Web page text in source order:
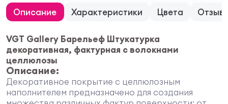
Описание Характеристики Цвета
VGT Gallery Барельеф Штукатурка
декоративная, фактурная с волокнами
целлюлозы
Описание:
Декоративное покрытие с целлюлозным
наполнителем предназначено для создания